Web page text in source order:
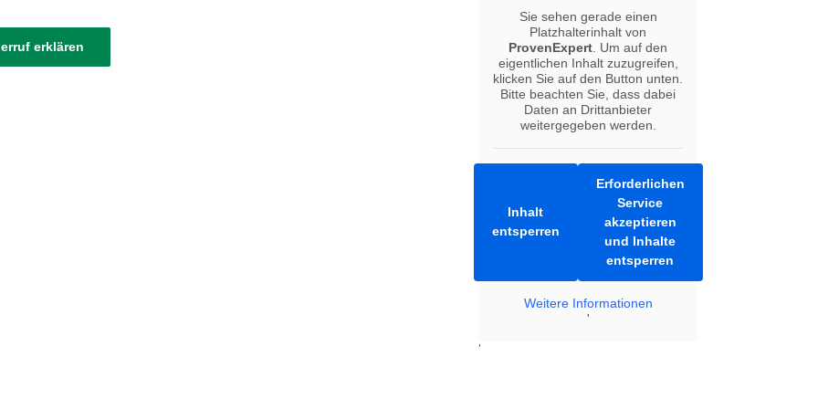
erklären
Sie sehen gerade einen
Platzhalterinhalt von
ProvenExpert . Um auf den
eigentlichen Inhalt zuzugreifen,
klicken Sie auf den Button unten.
Bitte beachten Sie, dass dabei
Daten an Drittanbieter
weitergegeben werden.
Inhalt
entsperren
Erforderlichen
Service
akzeptieren
und Inhalte
entsperren
Weitere Informationen
'
'